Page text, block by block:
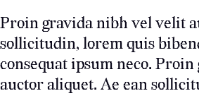
Proin gravida nibh vel velit
sollicitudin, lorem quis
consequat ipsum neco.
auctor aliquet. Ae ean